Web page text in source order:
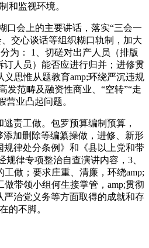
和监视环境。
会上的主要讲话，落实“三会一
交心谈话等组织糊口轨制，加大
为： 1、切磋对出产人员（排版
订人员）能否应进行归并；进修贯
思惟从题教育amp;环绕严沉违规
发范畴及融资性商业、“空转”“走
营业凸起问题。
责工做。包罗预算编制预算，
添加删除等编纂操做，进修、新形
律处分条例》和《县以上党和带
律专项整治自查演讲内容，3、
做；要求庄重、清廉，环绕amp;
带领小组何生接掌管，amp;贯彻
严治党义务等方面取得的成就和存
的不脚。